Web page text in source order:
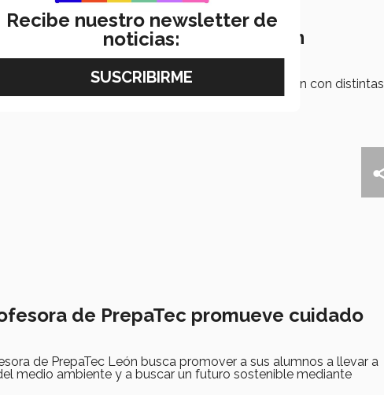
región CDMX unen esfuerzos en
campus de la región Ciudad de México colaboraron con distintas
proyectos de sustentabilidad
de PrepaTec promueve cuidado
de PrepaTec León busca promover a sus alumnos a llevar a
medio ambiente y a buscar un futuro sostenible mediante
Recibe nuestro newsletter de
noticias: